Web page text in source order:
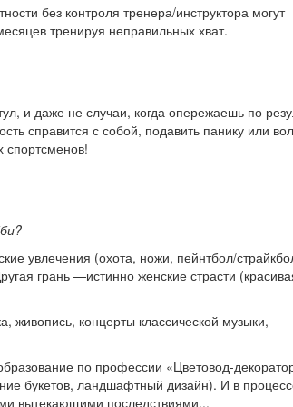
без контроля тренера/инструктора могут
тренируя неправильных хват.
и даже не случаи, когда опережаешь по
справится с собой, подавить панику или
увлечения (охота, ножи, пейнтбол/
грань —истинно женские страсти
живопись, концерты классической музыки,
по профессии «Цветовод-
букетов, ландшафтный дизайн). И в
вытекающими последствиями...